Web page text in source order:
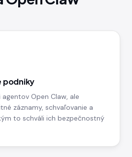
podniky
Open Claw, ale
záznamy, schvaľovanie a
to schváli ich bezpečnostný